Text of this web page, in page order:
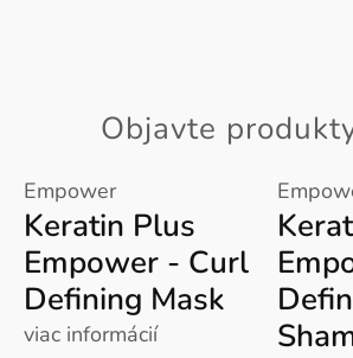
Objavte
Empower
Keratin Plus
Empower - Curl
Defining Mask
viac informácií